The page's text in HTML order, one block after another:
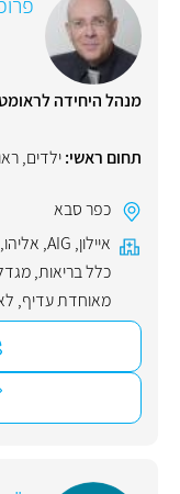
מנהל היחידה
תחום ראשי:ילדים,
כפר סבא
איילון,
AIG
, אליהו,
כלל בריאות,
מאוחדת עדיף,